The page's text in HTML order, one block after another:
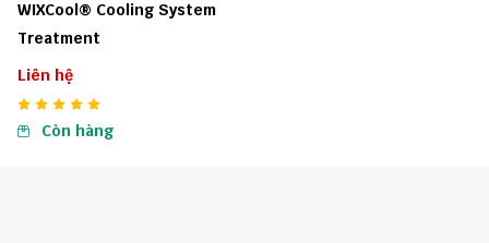
WIXCool® Cooling System
Treatment
Liên hệ
Còn hàng